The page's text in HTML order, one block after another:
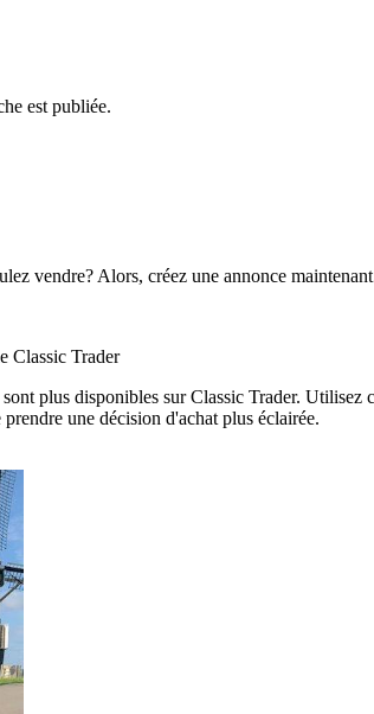
est publiée.
vendre? Alors, créez une annonce
Classic Trader
plus disponibles sur Classic Trader.
une décision d'achat plus éclairée.